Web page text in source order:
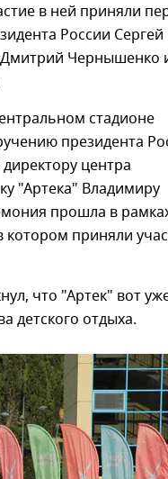
в ней приняли
России Сергей
Дмитрий Чернышенко
стадионе
президента
центра
"Артека" Владимиру
прошла в
приняли
что "Артек" вот
детского отдыха.